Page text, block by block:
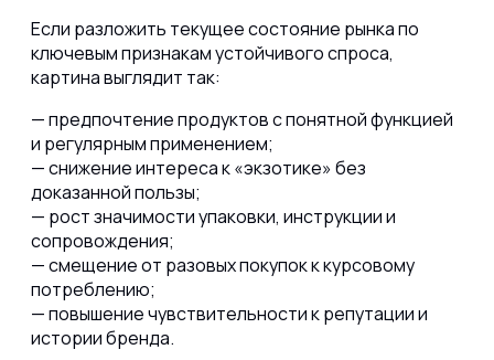
Если разложить текущее состояние рынка по
ключевым признакам устойчивого спроса,
картина выглядит так:
— предпочтение продуктов с понятной функцией
и регулярным применением;
— снижение интереса к «экзотике» без
доказанной пользы;
— рост значимости упаковки, инструкции и
сопровождения;
— смещение от разовых покупок к курсовому
потреблению;
— повышение чувствительности к репутации и
истории бренда.